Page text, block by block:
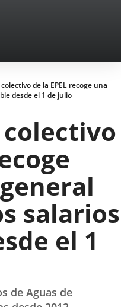
de la EPEL recoge una
desde el 1 de julio
salarios
el 1
de Aguas de